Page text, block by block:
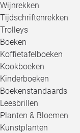
Wijnrekken
Tijdschriftenrekken
Trolleys
Boeken
Koffietafelboeken
Kookboeken
Kinderboeken
Boekenstandaards
Leesbrillen
Planten & Bloemen
Kunstplanten